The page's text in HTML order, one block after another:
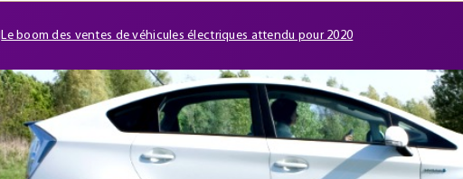
Le boom des ventes de véhicules électriques attendu pour 2020